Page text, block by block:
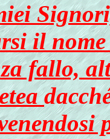
il
fallo,